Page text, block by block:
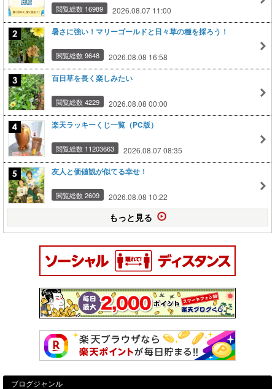
閲覧総数 16989 2026.08.07 11:00
暑さに強い！マリーゴールドと日々草の種を採ろう！
閲覧総数 9648 2026.08.08 16:58
百日草を長く楽しみたい
閲覧総数 4229 2026.08.08 00:00
楽天ラッキーくじ一覧（PC版）
閲覧総数 11203663 2026.08.07 08:35
友人と価値観が似てる幸せ！
閲覧総数 2609 2026.08.08 10:22
もっと見る
ブログジャンル